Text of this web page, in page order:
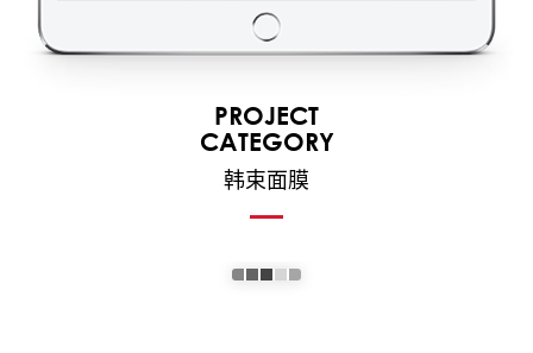
PROJECT
CATEGORY
韩束面膜